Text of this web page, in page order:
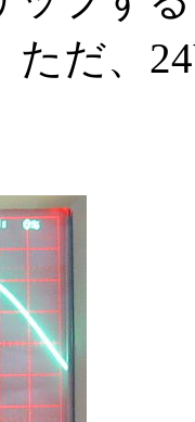
ただ、